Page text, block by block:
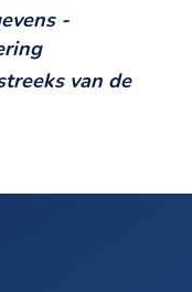
-
van de